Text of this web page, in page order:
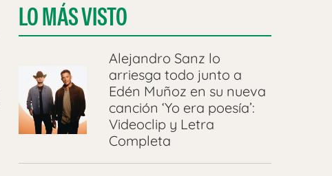
LO MÁS VISTO
Alejandro Sanz lo
arriesga todo junto a
Edén Muñoz en su nueva
canción ‘Yo era poesía’:
Videoclip y Letra
Completa